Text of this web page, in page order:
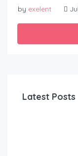
by exelent
Latest Posts